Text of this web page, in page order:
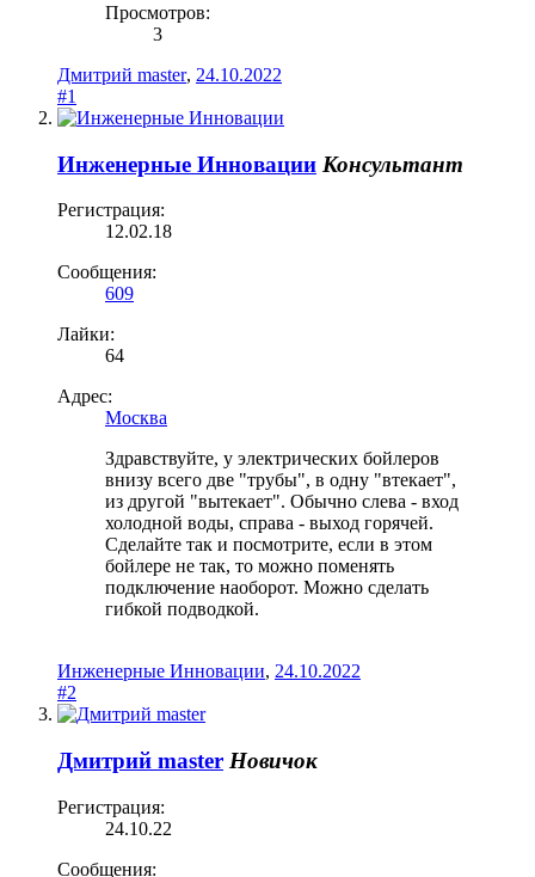
Просмотров:
3
Дмитрий master, 24.10.2022
#1
Инженерные Инновации Консультант
Регистрация:
12.02.18
Сообщения:
609
Лайки:
64
Адрес:
Москва
Здравствуйте, у электрических бойлеров
внизу всего две "трубы", в одну "втекает",
из другой "вытекает". Обычно слева - вход
холодной воды, справа - выход горячей.
Сделайте так и посмотрите, если в этом
бойлере не так, то можно поменять
подключение наоборот. Можно сделать
гибкой подводкой.
Инженерные Инновации, 24.10.2022
#2
Дмитрий master Новичок
Регистрация:
24.10.22
Сообщения: